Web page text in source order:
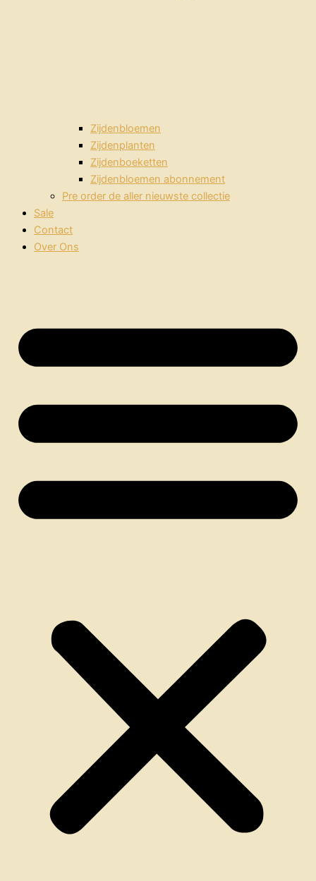
Zijdenbloemen
Zijdenplanten
Zijdenboeketten
Zijdenbloemen abonnement
Pre order de aller nieuwste collectie
Sale
Contact
Over Ons